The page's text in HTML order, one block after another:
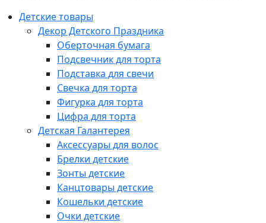
Детские товары
Декор Детского Праздника
Оберточная бумага
Подсвечник для торта
Подставка для свечи
Свечка для торта
Фигурка для торта
Цифра для торта
Детская Галантерея
Аксессуары для волос
Брелки детские
Зонты детские
Канцтовары детские
Кошельки детские
Очки детские